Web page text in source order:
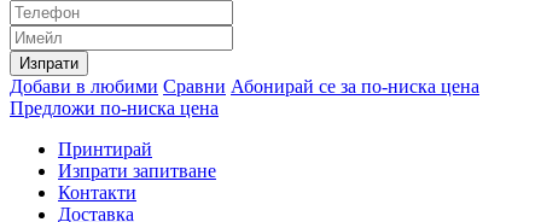
Изпрати
Добави в любими Сравни Абонирай се за по-ниска цена
Предложи по-ниска цена
Принтирай
Изпрати запитване
Контакти
Доставка